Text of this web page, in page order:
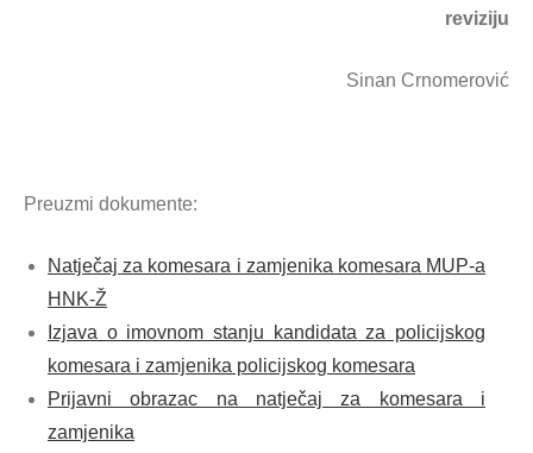
reviziju
Sinan Crnomerović
Preuzmi dokumente:
Natječaj za komesara i zamjenika komesara MUP-a
HNK-Ž
Izjava o imovnom stanju kandidata za policijskog
komesara i zamjenika policijskog komesara
Prijavni obrazac na natječaj za komesara i
zamjenika